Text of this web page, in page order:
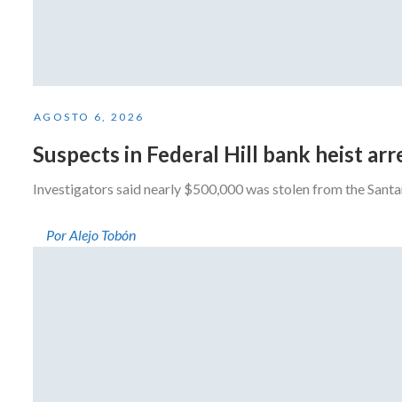
AGOSTO 6, 2026
Suspects in Federal Hill bank heist
Investigators said nearly $500,000 was stolen from the
Por Alejo Tobón